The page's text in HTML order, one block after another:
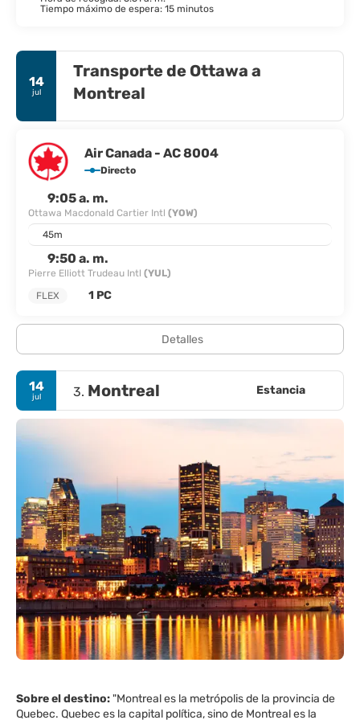
Tiempo máximo de espera: 15 minutos
14
jul
Transporte de Ottawa a
Montreal
Air Canada - AC 8004
Directo
9:05 a. m.
Ottawa Macdonald Cartier Intl (YOW)
45m
9:50 a. m.
Pierre Elliott Trudeau Intl (YUL)
FLEX
1 PC
Detalles
14
jul 3. Montreal Estancia
Sobre el destino:"Montreal es la metrópolis de la provincia de
Quebec. Quebec es la capital política, sino de Montreal es la